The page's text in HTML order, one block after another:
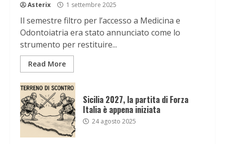
Asterix 1 settembre 2025
Il semestre filtro per l’accesso a Medicina e
Odontoiatria era stato annunciato come lo
strumento per restituire...
Read More
Sicilia 2027, la partita di Forza
Italia è appena iniziata
24 agosto 2025